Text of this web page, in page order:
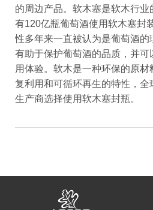
的周边产品。软木塞是软木行
有120亿瓶葡萄酒使用软木塞封
性多年来一直被认为是葡萄酒的
有助于保护葡萄酒的品质，并可
用体验。软木是一种环保的原
复利用和可循环再生的特性，全
生产商选择使用软木塞封瓶。